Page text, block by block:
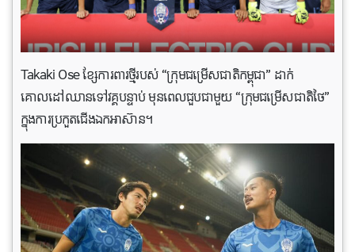
Takaki Ose ខ្សែការពារថ្មីរបស់ “ក្រុមជម្រើសជាតិកម្ពុជា” ដាក់
គោលដៅឈានទៅវគ្គបន្ទាប់ មុនពេលជួបជាមួយ “ក្រុមជម្រើសជាតិថៃ”
ក្នុងការប្រកួតជើងឯកអាស៊ាន។